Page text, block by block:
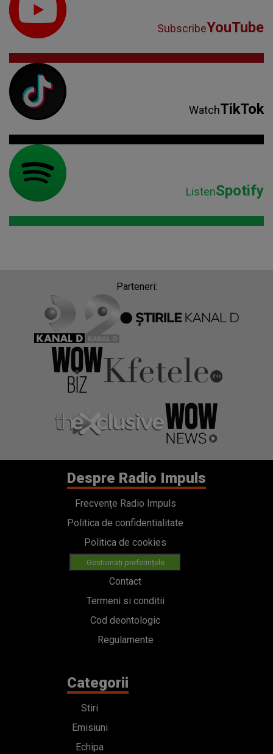
SubscribeYouTube
WatchTikTok
ListenSpotify
Parteneri:
Despre Radio Impuls
Frecvențe Radio Impuls
Politica de confidentialitate
Politica de cookies
Gestionați preferințele
Contact
Termeni si conditii
Cod deontologic
Regulamente
Categorii
Stiri
Emisiuni
Echipa